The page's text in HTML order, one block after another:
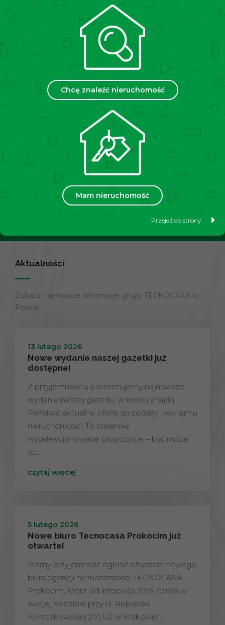
Chcę znaleźć nieruchomość
Mam nieruchomość
Przejdź do strony
Zadowolonych klientów
Spotkań miesięcznie
35
Placówek w Polsce
Chcesz sprzedać lub wynająć
swoją nieruchomość?
Dowiedz się więcej
Aktualności
Zobacz najnowsze informacje grupy TECNOCASA w
Polsce
13 lutego 2026
Nowe wydanie naszej gazetki już
dostępne!
Z przyjemnością prezentujemy najnowsze
wydanie naszej gazetki, w której znajdą
Państwo aktualne oferty sprzedaży i wynajmu
nieruchomości. To starannie
wyselekcjonowane propozycje – być może
to…
czytaj więcej
5 lutego 2026
Nowe biuro Tecnocasa Prokocim już
otwarte!
Mamy przyjemność ogłosić otwarcie nowego
biura agencji nieruchomości TECNOCASA
Prokocim, które od listopada 2025 działa w
swojej siedzibie przy ul. Republiki
Korczakowskiej 21/LU2 w Krakowie.…